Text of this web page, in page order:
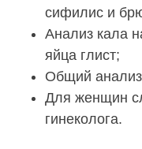
сифилис и
Анализ кала
яйца глист;
Общий
Для женщин
гинеколога.